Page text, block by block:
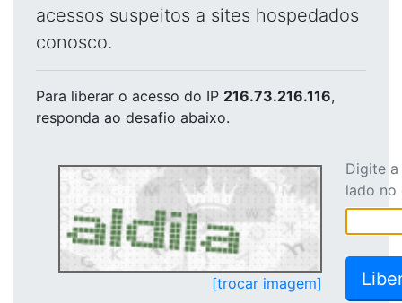
acessos suspeitos a sites hospedados
conosco.
Para liberar o acesso do IP 216.73.216.116,
responda ao desafio abaixo.
[trocar imagem]
Digite
lado no